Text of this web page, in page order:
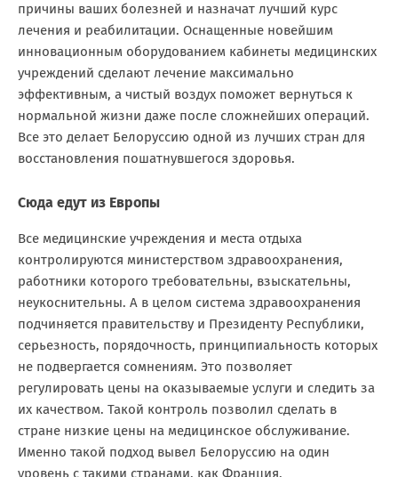
причины ваших болезней и назначат лучший курс
лечения и реабилитации. Оснащенные новейшим
инновационным оборудованием кабинеты медицинских
учреждений сделают лечение максимально
эффективным, а чистый воздух поможет вернуться к
нормальной жизни даже после сложнейших операций.
Все это делает Белоруссию одной из лучших стран для
восстановления пошатнувшегося здоровья.
Сюда едут из Европы
Все медицинские учреждения и места отдыха
контролируются министерством здравоохранения,
работники которого требовательны, взыскательны,
неукоснительны. А в целом система здравоохранения
подчиняется правительству и Президенту Республики,
серьезность, порядочность, принципиальность которых
не подвергается сомнениям. Это позволяет
регулировать цены на оказываемые услуги и следить за
их качеством. Такой контроль позволил сделать в
стране низкие цены на медицинское обслуживание.
Именно такой подход вывел Белоруссию на один
уровень с такими странами, как Франция,